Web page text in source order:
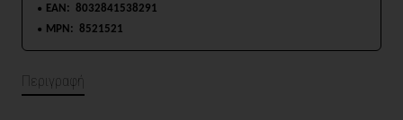
EAN: 8032841538291
MPN: 8521521
Περιγραφή